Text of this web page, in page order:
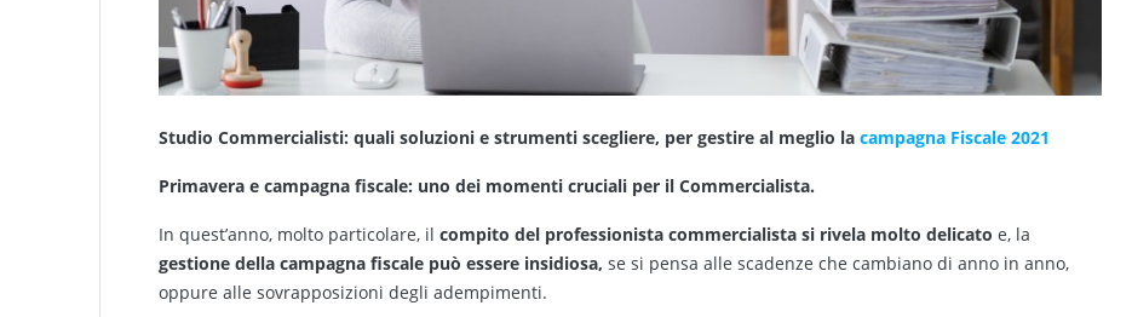
Studio Commercialisti: quali soluzioni e strumenti scegliere, per gestire al meglio lacampagna Fiscale 2021
Primavera e campagna fiscale: uno dei momenti cruciali per il Commercialista.
In quest’anno, molto particolare, ilcompito del professionista commercialista si rivela molto delicato e, la
gestione della campagna fiscale può essere insidiosa, se si pensa alle scadenze che cambiano di anno in anno,
oppure alle sovrapposizioni degli adempimenti.